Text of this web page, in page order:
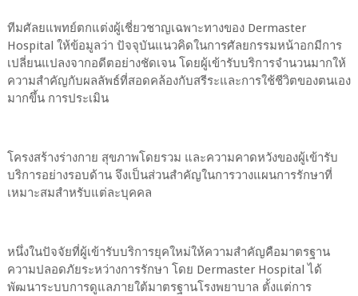
ทีมศัลยแพทย์ตกแต่งผู้เชี่ยวชาญเฉพาะทางของ Dermaster
Hospital ให้ข้อมูลว่า ปัจจุบันแนวคิดในการศัลยกรรมหน้าอกมีการ
เปลี่ยนแปลงจากอดีตอย่างชัดเจน โดยผู้เข้ารับบริการจำนวนมากให้
ความสำคัญกับผลลัพธ์ที่สอดคล้องกับสรีระและการใช้ชีวิตของตนเอง
มากขึ้น การประเมิน
โครงสร้างร่างกาย สุขภาพโดยรวม และความคาดหวังของผู้เข้ารับ
บริการอย่างรอบด้าน จึงเป็นส่วนสำคัญในการวางแผนการรักษาที่
เหมาะสมสำหรับแต่ละบุคคล
หนึ่งในปัจจัยที่ผู้เข้ารับบริการยุคใหม่ให้ความสำคัญคือมาตรฐาน
ความปลอดภัยระหว่างการรักษา โดย Dermaster Hospital ได้
พัฒนาระบบการดูแลภายใต้มาตรฐานโรงพยาบาล ตั้งแต่การ